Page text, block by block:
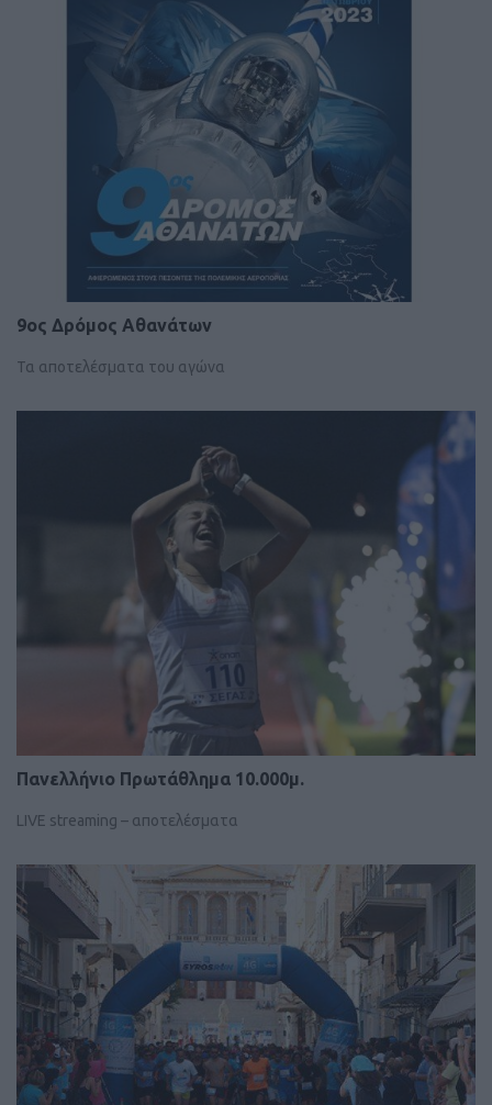
9ος Δρόμος Αθανάτων
Τα αποτελέσματα του αγώνα
Πανελλήνιο Πρωτάθλημα 10.000μ.
LIVE streaming – αποτελέσματα